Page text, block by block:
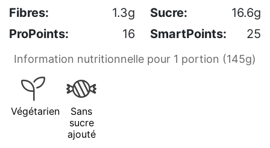
Fibres:
1.3g Sucre:
16.6g
ProPoints:
16 SmartPoints: 25
Information nutritionnelle pour 1 portion (145g)
Végétarien
Sans
sucre
ajouté